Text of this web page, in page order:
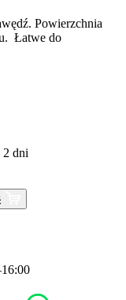
Powierzchnia
Łatwe do
2 dni